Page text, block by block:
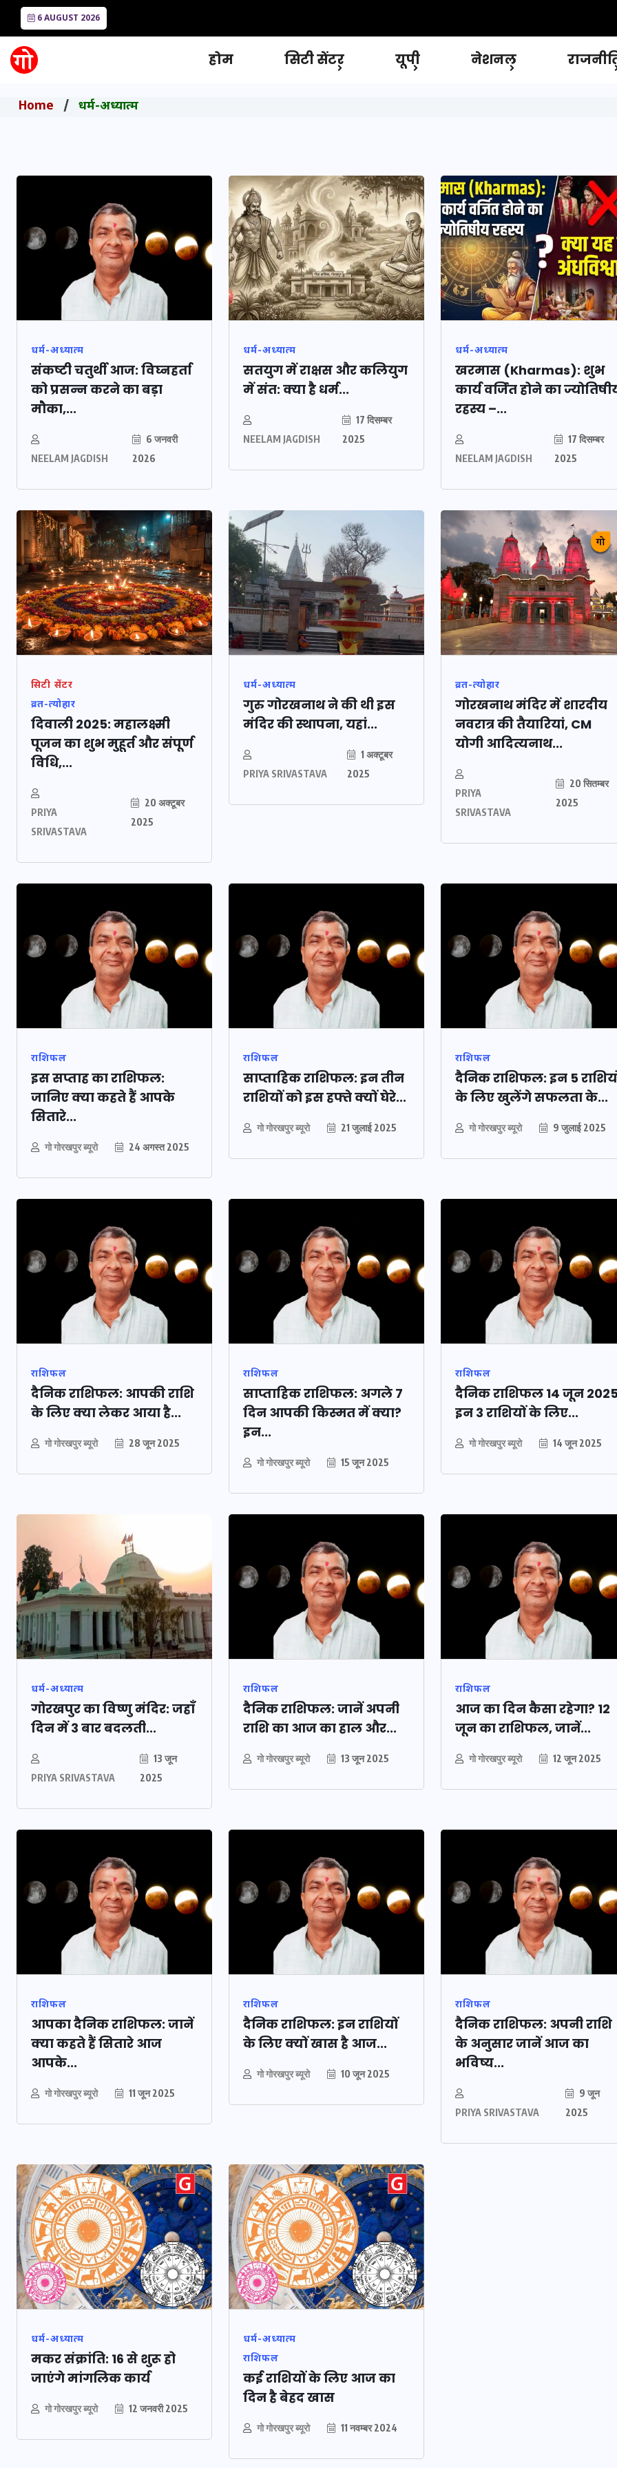
6 AUGUST 2026
होम सिटी सेंटर यूपी नेशनल
Home धर्म-अध्यात्म
धर्म-अध्यात्म
संकष्टी चतुर्थी आज: विघ्नहर्ता
को प्रसन्न करने का बड़ा
मौका,...
NEELAM JAGDISH
6 जनवरी
2026
धर्म-अध्यात्म
सतयुग में राक्षस और कलियुग
में संत: क्या है धर्म...
NEELAM JAGDISH
17 दिसम्बर
2025
धर्म-अध्यात्म
खरमास (Kharmas): शुभ
कार्य वर्जित होने का
रहस्य –...
NEELAM JAGDISH
17 दिसम्बर
2025
सिटी सेंटर
व्रत-त्योहार
दिवाली 2025: महालक्ष्मी
पूजन का शुभ मुहूर्त और संपूर्ण
विधि,...
PRIYA
SRIVASTAVA
20 अक्टूबर
2025
धर्म-अध्यात्म
गुरु गोरखनाथ ने की थी इस
मंदिर की स्थापना, यहां...
PRIYA SRIVASTAVA
1 अक्टूबर
2025
व्रत-त्योहार
गोरखनाथ मंदिर में शारदीय
नवरात्र की तैयारियां, CM
योगी आदित्यनाथ...
PRIYA
SRIVASTAVA
20 सितम्बर
2025
राशिफल
इस सप्ताह का राशिफल:
जानिए क्या कहते हैं आपके
सितारे...
गो गोरखपुर ब्यूरो 24 अगस्त 2025
राशिफल
साप्ताहिक राशिफल: इन तीन
राशियों को इस हफ्ते क्यों घेरे...
गो गोरखपुर ब्यूरो 21 जुलाई 2025
राशिफल
दैनिक राशिफल: इन 5
के लिए खुलेंगे सफलता के...
गो गोरखपुर ब्यूरो 9 जुलाई 2025
राशिफल
दैनिक राशिफल: आपकी राशि
के लिए क्या लेकर आया है...
गो गोरखपुर ब्यूरो 28 जून 2025
राशिफल
साप्ताहिक राशिफल: अगले 7
दिन आपकी किस्मत में क्या?
इन...
गो गोरखपुर ब्यूरो 15 जून 2025
राशिफल
दैनिक राशिफल 14 जून
इन 3 राशियों के लिए...
गो गोरखपुर ब्यूरो 14 जून 2025
धर्म-अध्यात्म
गोरखपुर का विष्णु मंदिर: जहाँ
दिन में 3 बार बदलती...
PRIYA SRIVASTAVA
13 जून
2025
राशिफल
दैनिक राशिफल: जानें अपनी
राशि का आज का हाल और...
गो गोरखपुर ब्यूरो 13 जून 2025
राशिफल
आज का दिन कैसा रहेगा? 12
जून का राशिफल, जानें...
गो गोरखपुर ब्यूरो 12 जून 2025
राशिफल
आपका दैनिक राशिफल: जानें
क्या कहते हैं सितारे आज
आपके...
गो गोरखपुर ब्यूरो 11 जून 2025
राशिफल
दैनिक राशिफल: इन राशियों
के लिए क्यों खास है आज...
गो गोरखपुर ब्यूरो 10 जून 2025
राशिफल
दैनिक राशिफल: अपनी राशि
के अनुसार जानें आज का
भविष्य...
PRIYA SRIVASTAVA
9 जून
2025
धर्म-अध्यात्म
मकर संक्रांति: 16 से शुरू हो
जाएंगे मांगलिक कार्य
गो गोरखपुर ब्यूरो 12 जनवरी 2025
धर्म-अध्यात्म
राशिफल
कई राशियों के लिए आज का
दिन है बेहद खास
गो गोरखपुर ब्यूरो 11 नवम्बर 2024
मौत, बेटी
2025
पदों पर बंपर वैकेंसी, जनरल
कोटे में भारी कटौती
29 दिसम्बर 2025
कार्यक्रम में हुआ बदलाव, देखें
नई तारीखों की पूरी लिस्ट
30 दिसम्बर 2025
30 दिसम्बर 2025
UPSSSC Lekhpal
Recruitment 2025: यूपी में
UPSSSC Lekhpal
16 दिसम्बर 2025
जिस कमरे में बिना बिजली-
20 जनवरी 2026
इस सप्ताह का राशिफल:
जानिए क्या कहते हैं आपके
सितारे (25 अगस्त से 31
अगस्त)
24 अगस्त 2025
इस सप्ताह का राशिफल:
जानिए क्या कहते हैं आपके
सितारे (25 अगस्त से 31
24 अगस्त 2025
मन के हारे हार है!
19 सितम्बर 2024
मन के हारे हार है!